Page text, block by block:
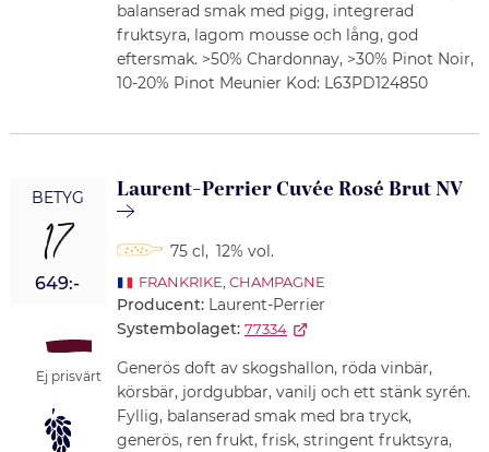
balanserad smak med pigg, integrerad
fruktsyra, lagom mousse och lång, god
eftersmak. >50% Chardonnay, >30% Pinot Noir,
10-20% Pinot Meunier Kod: L63PD124850
BETYG
17
649:-
Ej prisvärt
Laurent-Perrier Cuvée Rosé Brut NV
75 cl, 12% vol.
FRANKRIKE CHAMPAGNE
Producent: Laurent-Perrier
Systembolaget: 77334
Generös doft av skogshallon, röda vinbär,
körsbär, jordgubbar, vanilj och ett stänk syrén.
Fyllig, balanserad smak med bra tryck,
generös, ren frukt, frisk, stringent fruktsyra,